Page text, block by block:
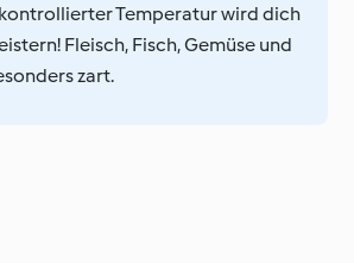
Temperatur wird dich
Fleisch, Fisch, Gemüse und
zart.